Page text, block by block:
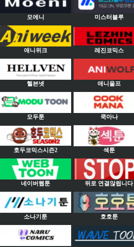
모에니 미스터블루
애니위크 레진코믹스
헬븐넷 애니울프
모두툰 쿡마나
호두코믹스시즌2 섹툰
네이버웹툰 뒤로 연결않됩니다
소나기툰 호호툰